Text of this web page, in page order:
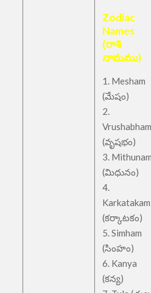
Zodiac
Names
(రాశి
నామము)
1. Mesham
(మేషం)
2.
Vrushabham
(వృషభం)
3.
(మిధునం)
4.
Karkatakam
(కర్కాటకం)
5. Simham
(సింహం)
6. Kanya
(కన్య)